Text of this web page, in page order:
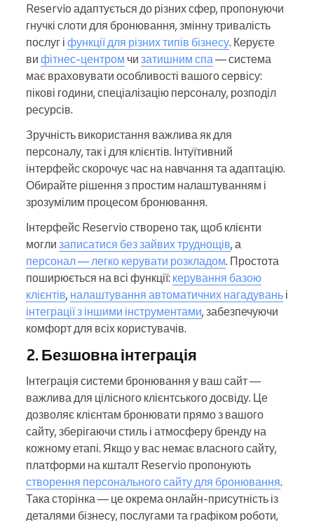
Reservio адаптується до різних сфер, пропонуючи
гнучкі слоти для бронювання, змінну тривалість
послуг і функції для різних типів бізнесу. Керуєте
ви фітнес-центром чи затишним спа— система
має враховувати особливості вашого сервісу:
пікові години, спеціалізацію персоналу, розподіл
ресурсів.
Зручність використання важлива як для
персоналу, так і для клієнтів. Інтуїтивний
інтерфейс скорочує час на навчання та адаптацію.
Обирайте рішення з простим налаштуванням і
зрозумілим процесом бронювання.
Інтерфейс Reservio створено так, щоб клієнти
могли записатися без зайвих труднощів, а
персонал — легко керувати розкладом. Простота
поширюється на всі функції: керування базою
клієнтів, налаштування автоматичних нагадувань і
інтеграції з іншими інструментами, забезпечуючи
комфорт для всіх користувачів.
2. Безшовна інтеграція
Інтеграція системи бронювання у ваш сайт —
важлива для цілісного клієнтського досвіду. Це
дозволяє клієнтам бронювати прямо з вашого
сайту, зберігаючи стиль і атмосферу бренду на
кожному етапі. Якщо у вас немає власного сайту,
платформи на кшталт Reservio пропонують
створення персонального сайту для бронювання.
Така сторінка — це окрема онлайн-присутність із
деталями бізнесу, послугами та графіком роботи,